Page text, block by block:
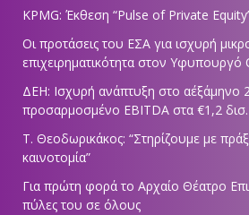
KPMG: Έκθεση “Pulse of Private
Οι προτάσεις του ΕΣΑ για ισχυρή
επιχειρηματικότητα στον Υφυπουργό
ΔΕΗ: Ισχυρή ανάπτυξη στο α΄εξάμηνο
προσαρμοσμένο EBITDA στα €1,2 δισ.
Τ. Θεοδωρικάκος: “Στηρίζουμε με
καινοτομία”
Για πρώτη φορά το Αρχαίο Θέατρο
πύλες του σε όλους